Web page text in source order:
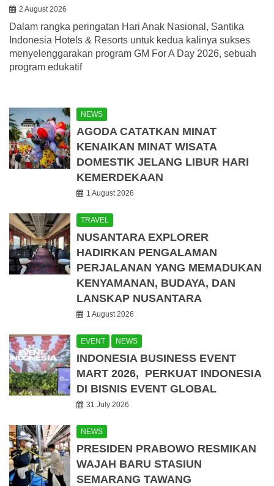
2 August 2026
Dalam rangka peringatan Hari Anak Nasional, Santika
Indonesia Hotels & Resorts untuk kedua kalinya sukses
menyelenggarakan program GM For A Day 2026, sebuah
program edukatif
NEWS
AGODA CATATKAN MINAT
KENAIKAN MINAT WISATA
DOMESTIK JELANG LIBUR HARI
KEMERDEKAAN
1 August 2026
TRAVEL
NUSANTARA EXPLORER
HADIRKAN PENGALAMAN
PERJALANAN YANG MEMADUKAN
KENYAMANAN, BUDAYA, DAN
LANSKAP NUSANTARA
1 August 2026
EVENT NEWS
INDONESIA BUSINESS EVENT
MART 2026, PERKUAT INDONESIA
DI BISNIS EVENT GLOBAL
31 July 2026
NEWS
PRESIDEN PRABOWO RESMIKAN
WAJAH BARU STASIUN
SEMARANG TAWANG